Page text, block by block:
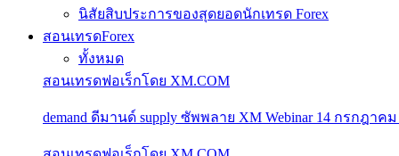
นิสัยสิบประการของสุดยอดนักเทรด Forex
สอนเทรดForex
ทั้งหมด
สอนเทรดฟอเร็กโดย XM.COM
demand ดีมานด์ supply ซัพพลาย XM Webinar 14 กรกฎาคม